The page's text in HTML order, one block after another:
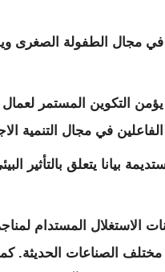
في مجال الطفولة الصغرى
التكوين المستمر
في مجال التنمية
بيانا يتعلق
الاستغلال المستدام
الصناعات الحديثة. كما